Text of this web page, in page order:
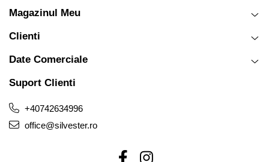
Magazinul Meu
Clienti
Date Comerciale
Suport Clienti
+40742634996
office@silvester.ro